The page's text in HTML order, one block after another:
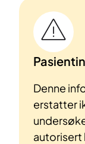
Denne
erstatter
autorisert